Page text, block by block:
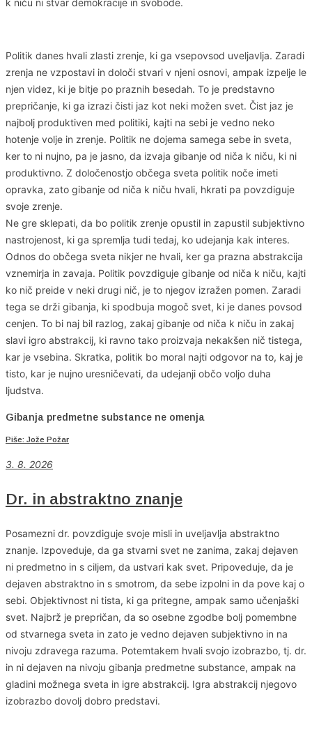
Politik danes hvali zlasti zrenje, ki ga vsepovsod uveljavlja. Zaradi
zrenja ne vzpostavi in določi stvari v njeni osnovi, ampak izpelje le
njen videz, ki je bitje po praznih besedah. To je predstavno
prepričanje, ki ga izrazi čisti jaz kot neki možen svet. Čist jaz je
najbolj produktiven med politiki, kajti na sebi je vedno neko
hotenje volje in zrenje. Politik ne dojema samega sebe in sveta,
ker to ni nujno, pa je jasno, da izvaja gibanje od niča k niču, ki ni
produktivno. Z določenostjo občega sveta politik noče imeti
opravka, zato gibanje od niča k niču hvali, hkrati pa povzdiguje
svoje zrenje.
Ne gre sklepati, da bo politik zrenje opustil in zapustil subjektivno
nastrojenost, ki ga spremlja tudi tedaj, ko udejanja kak interes.
Odnos do občega sveta nikjer ne hvali, ker ga prazna abstrakcija
vznemirja in zavaja. Politik povzdiguje gibanje od niča k niču, kajti
ko nič preide v neki drugi nič, je to njegov izražen pomen. Zaradi
tega se drži gibanja, ki spodbuja mogoč svet, ki je danes povsod
cenjen. To bi naj bil razlog, zakaj gibanje od niča k niču in zakaj
slavi igro abstrakcij, ki ravno tako proizvaja nekakšen nič tistega,
kar je vsebina. Skratka, politik bo moral najti odgovor na to, kaj je
tisto, kar je nujno uresničevati, da udejanji občo voljo duha
ljudstva.
Gibanja predmetne substance ne omenja
Piše: Jože Požar
3. 8. 2026
Dr. in abstraktno znanje
Posamezni dr. povzdiguje svoje misli in uveljavlja abstraktno
znanje. Izpoveduje, da ga stvarni svet ne zanima, zakaj dejaven
ni predmetno in s ciljem, da ustvari kak svet. Pripoveduje, da je
dejaven abstraktno in s smotrom, da sebe izpolni in da pove kaj o
sebi. Objektivnost ni tista, ki ga pritegne, ampak samo učenjaški
svet. Najbrž je prepričan, da so osebne zgodbe bolj pomembne
od stvarnega sveta in zato je vedno dejaven subjektivno in na
nivoju zdravega razuma. Potemtakem hvali svojo izobrazbo, tj. dr.
in ni dejaven na nivoju gibanja predmetne substance, ampak na
gladini možnega sveta in igre abstrakcij. Igra abstrakcij njegovo
izobrazbo dovolj dobro predstavi.